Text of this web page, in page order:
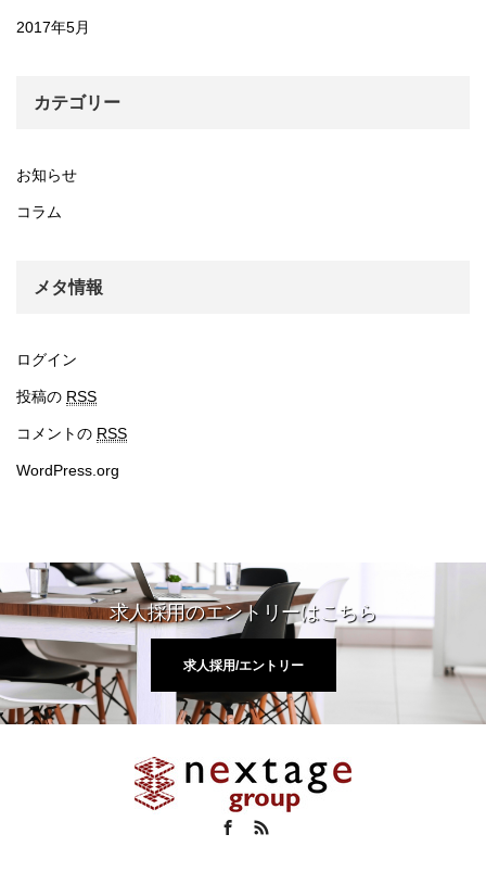
2017年5月
カテゴリー
お知らせ
コラム
メタ情報
ログイン
投稿の RSS
コメントの RSS
WordPress.org
求人採用のエントリーはこちら
求人採用/エントリー
Facebook